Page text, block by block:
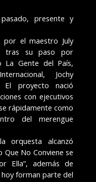
presente y
por el maestro July
tras su paso por
La Gente del País,
Jochy
El proyecto nació
con ejecutivos
rápidamente como
del merengue
orquesta alcanzó
No Conviene se
Ella”, además de
forman parte del